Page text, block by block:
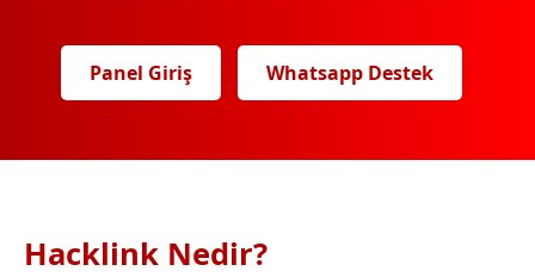
Panel Giriş Whatsapp Destek
Hacklink Nedir?